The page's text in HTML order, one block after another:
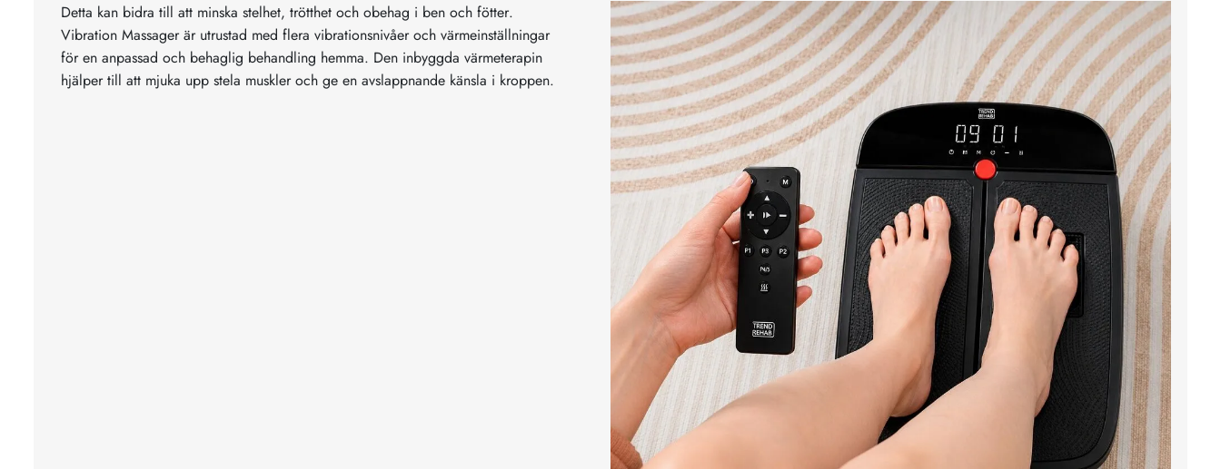
Detta kan bidra till att minska stelhet, trötthet och obehag i ben och fötter.
Vibration Massager är utrustad med flera vibrationsnivåer och värmeinställningar
för en anpassad och behaglig behandling hemma. Den inbyggda värmeterapin
hjälper till att mjuka upp stela muskler och ge en avslappnande känsla i kroppen.